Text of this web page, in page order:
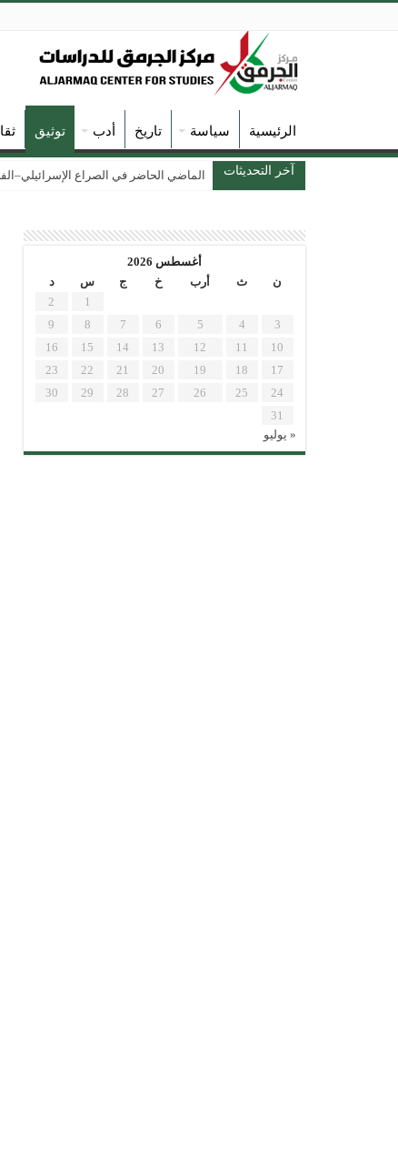
الرئيسية سياسة تاريخ أدب توثيق
آخر التحديثات الماضي الحاضر في الصراع
أغسطس 2026
ن
ث أرب خ ج س
د
1
2
3
4
5
6
7
8
9
10
11
12
13
14
15
16
17
18
19
20
21
22
23
24
25
26
27
28
29
30
31
« يوليو